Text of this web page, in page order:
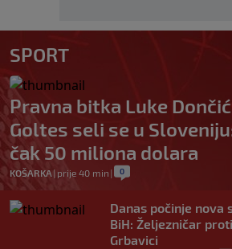
SPORT
Pravna bitka Luke
Goltes seli se u
čak 50 miliona dolara
KOŠARKA | prije 40 min | 0
Danas počinje nova
BiH: Željezničar
Grbavici